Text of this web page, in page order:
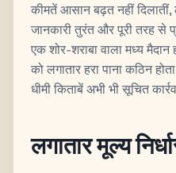
कीमतें आसान बढ़त नहीं
जानकारी तुरंत और पूरी तरह से
एक शोर-शराबा वाला मध्य मैदान
को लगातार हरा पाना कठिन
धीमी किताबें अभी भी सूचित
लगातार मूल्य